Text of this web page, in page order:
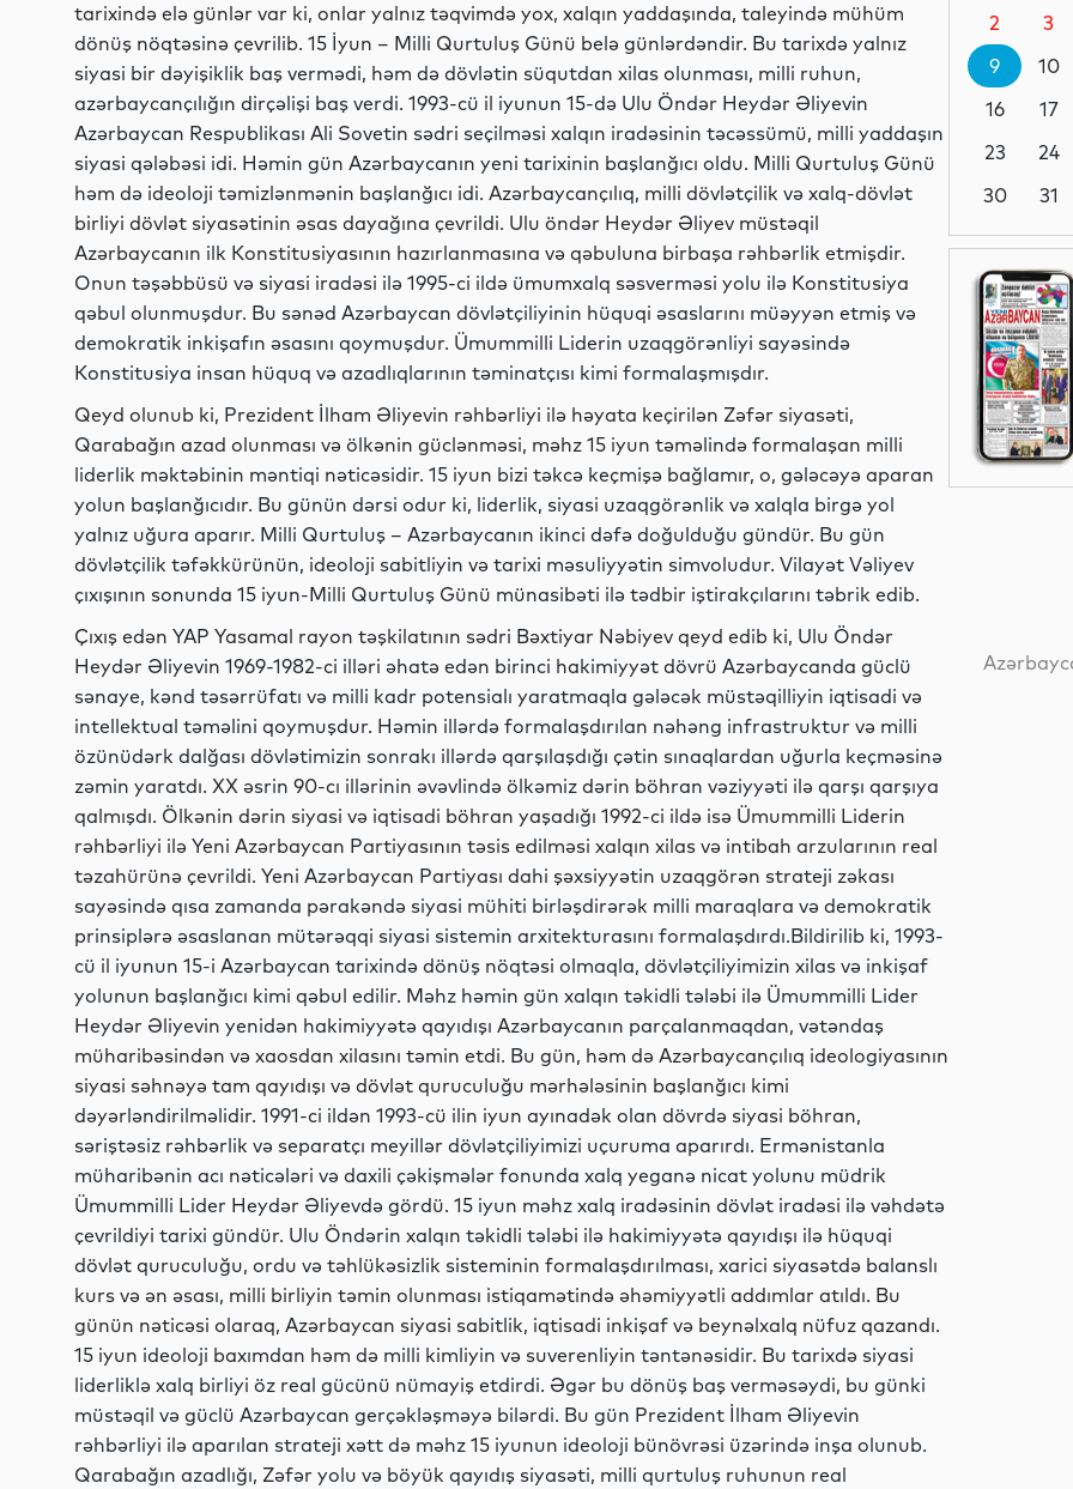
tarixində elə günlər var ki, onlar yalnız təqvimdə yox, xalqın yaddaşında, taleyində mühüm
dönüş nöqtəsinə çevrilib. 15 İyun – Milli Qurtuluş Günü belə günlərdəndir. Bu tarixdə yalnız
siyasi bir dəyişiklik baş vermədi, həm də dövlətin süqutdan xilas olunması, milli ruhun,
azərbaycançılığın dirçəlişi baş verdi. 1993-cü il iyunun 15-də Ulu Öndər Heydər Əliyevin
Azərbaycan Respublikası Ali Sovetin sədri seçilməsi xalqın iradəsinin təcəssümü, milli yaddaşın
siyasi qələbəsi idi. Həmin gün Azərbaycanın yeni tarixinin başlanğıcı oldu. Milli Qurtuluş Günü
həm də ideoloji təmizlənmənin başlanğıcı idi. Azərbaycançılıq, milli dövlətçilik və xalq-dövlət
birliyi dövlət siyasətinin əsas dayağına çevrildi. Ulu öndər Heydər Əliyev müstəqil
Azərbaycanın ilk Konstitusiyasının hazırlanmasına və qəbuluna birbaşa rəhbərlik etmişdir.
Onun təşəbbüsü və siyasi iradəsi ilə 1995-ci ildə ümumxalq səsverməsi yolu ilə Konstitusiya
qəbul olunmuşdur. Bu sənəd Azərbaycan dövlətçiliyinin hüquqi əsaslarını müəyyən etmiş və
demokratik inkişafın əsasını qoymuşdur. Ümummilli Liderin uzaqgörənliyi sayəsində
Konstitusiya insan hüquq və azadlıqlarının təminatçısı kimi formalaşmışdır.
Qeyd olunub ki, Prezident İlham Əliyevin rəhbərliyi ilə həyata keçirilən Zəfər siyasəti,
Qarabağın azad olunması və ölkənin güclənməsi, məhz 15 iyun təməlində formalaşan milli
liderlik məktəbinin məntiqi nəticəsidir. 15 iyun bizi təkcə keçmişə bağlamır, o, gələcəyə aparan
yolun başlanğıcıdır. Bu günün dərsi odur ki, liderlik, siyasi uzaqgörənlik və xalqla birgə yol
yalnız uğura aparır. Milli Qurtuluş – Azərbaycanın ikinci dəfə doğulduğu gündür. Bu gün
dövlətçilik təfəkkürünün, ideoloji sabitliyin və tarixi məsuliyyətin simvoludur. Vilayət Vəliyev
çıxışının sonunda 15 iyun-Milli Qurtuluş Günü münasibəti ilə tədbir iştirakçılarını təbrik edib.
Çıxış edən YAP Yasamal rayon təşkilatının sədri Bəxtiyar Nəbiyev qeyd edib ki, Ulu Öndər
Heydər Əliyevin 1969-1982-ci illəri əhatə edən birinci hakimiyyət dövrü Azərbaycanda güclü
sənaye, kənd təsərrüfatı və milli kadr potensialı yaratmaqla gələcək müstəqilliyin iqtisadi və
intellektual təməlini qoymuşdur. Həmin illərdə formalaşdırılan nəhəng infrastruktur və milli
özünüdərk dalğası dövlətimizin sonrakı illərdə qarşılaşdığı çətin sınaqlardan uğurla keçməsinə
zəmin yaratdı. XX əsrin 90-cı illərinin əvəvlində ölkəmiz dərin böhran vəziyyəti ilə qarşı qarşıya
qalmışdı. Ölkənin dərin siyasi və iqtisadi böhran yaşadığı 1992-ci ildə isə Ümummilli Liderin
rəhbərliyi ilə Yeni Azərbaycan Partiyasının təsis edilməsi xalqın xilas və intibah arzularının real
təzahürünə çevrildi. Yeni Azərbaycan Partiyası dahi şəxsiyyətin uzaqgörən strateji zəkası
sayəsində qısa zamanda pərakəndə siyasi mühiti birləşdirərək milli maraqlara və demokratik
prinsiplərə əsaslanan mütərəqqi siyasi sistemin arxitekturasını formalaşdırdı.Bildirilib ki, 1993-
cü il iyunun 15-i Azərbaycan tarixində dönüş nöqtəsi olmaqla, dövlətçiliyimizin xilas və inkişaf
yolunun başlanğıcı kimi qəbul edilir. Məhz həmin gün xalqın təkidli tələbi ilə Ümummilli Lider
Heydər Əliyevin yenidən hakimiyyətə qayıdışı Azərbaycanın parçalanmaqdan, vətəndaş
müharibəsindən və xaosdan xilasını təmin etdi. Bu gün, həm də Azərbaycançılıq ideologiyasının
siyasi səhnəyə tam qayıdışı və dövlət quruculuğu mərhələsinin başlanğıcı kimi
dəyərləndirilməlidir. 1991-ci ildən 1993-cü ilin iyun ayınadək olan dövrdə siyasi böhran,
səriştəsiz rəhbərlik və separatçı meyillər dövlətçiliyimizi uçuruma aparırdı. Ermənistanla
müharibənin acı nəticələri və daxili çəkişmələr fonunda xalq yeganə nicat yolunu müdrik
Ümummilli Lider Heydər Əliyevdə gördü. 15 iyun məhz xalq iradəsinin dövlət iradəsi ilə vəhdətə
çevrildiyi tarixi gündür. Ulu Öndərin xalqın təkidli tələbi ilə hakimiyyətə qayıdışı ilə hüquqi
dövlət quruculuğu, ordu və təhlükəsizlik sisteminin formalaşdırılması, xarici siyasətdə balanslı
kurs və ən əsası, milli birliyin təmin olunması istiqamətində əhəmiyyətli addımlar atıldı. Bu
günün nəticəsi olaraq, Azərbaycan siyasi sabitlik, iqtisadi inkişaf və beynəlxalq nüfuz qazandı.
15 iyun ideoloji baxımdan həm də milli kimliyin və suverenliyin təntənəsidir. Bu tarixdə siyasi
liderliklə xalq birliyi öz real gücünü nümayiş etdirdi. Əgər bu dönüş baş verməsəydi, bu günki
müstəqil və güclü Azərbaycan gerçəkləşməyə bilərdi. Bu gün Prezident İlham Əliyevin
rəhbərliyi ilə aparılan strateji xətt də məhz 15 iyunun ideoloji bünövrəsi üzərində inşa olunub.
Qarabağın azadlığı, Zəfər yolu və böyük qayıdış siyasəti, milli qurtuluş ruhunun real
İdman
Dünya
Maraqlı
Yeni
texnologiyalar
2
3
9
10
16
17
23
24
30
31